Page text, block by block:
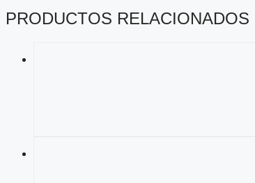
PRODUCTOS RELACIONADOS